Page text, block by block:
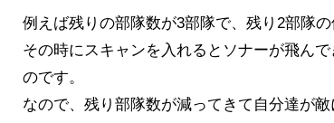
例えば残りの部隊数が3部隊で、残り2部隊
その時にスキャンを入れるとソナーが飛ん
のです。
なので、残り部隊数が減ってきて自分達が